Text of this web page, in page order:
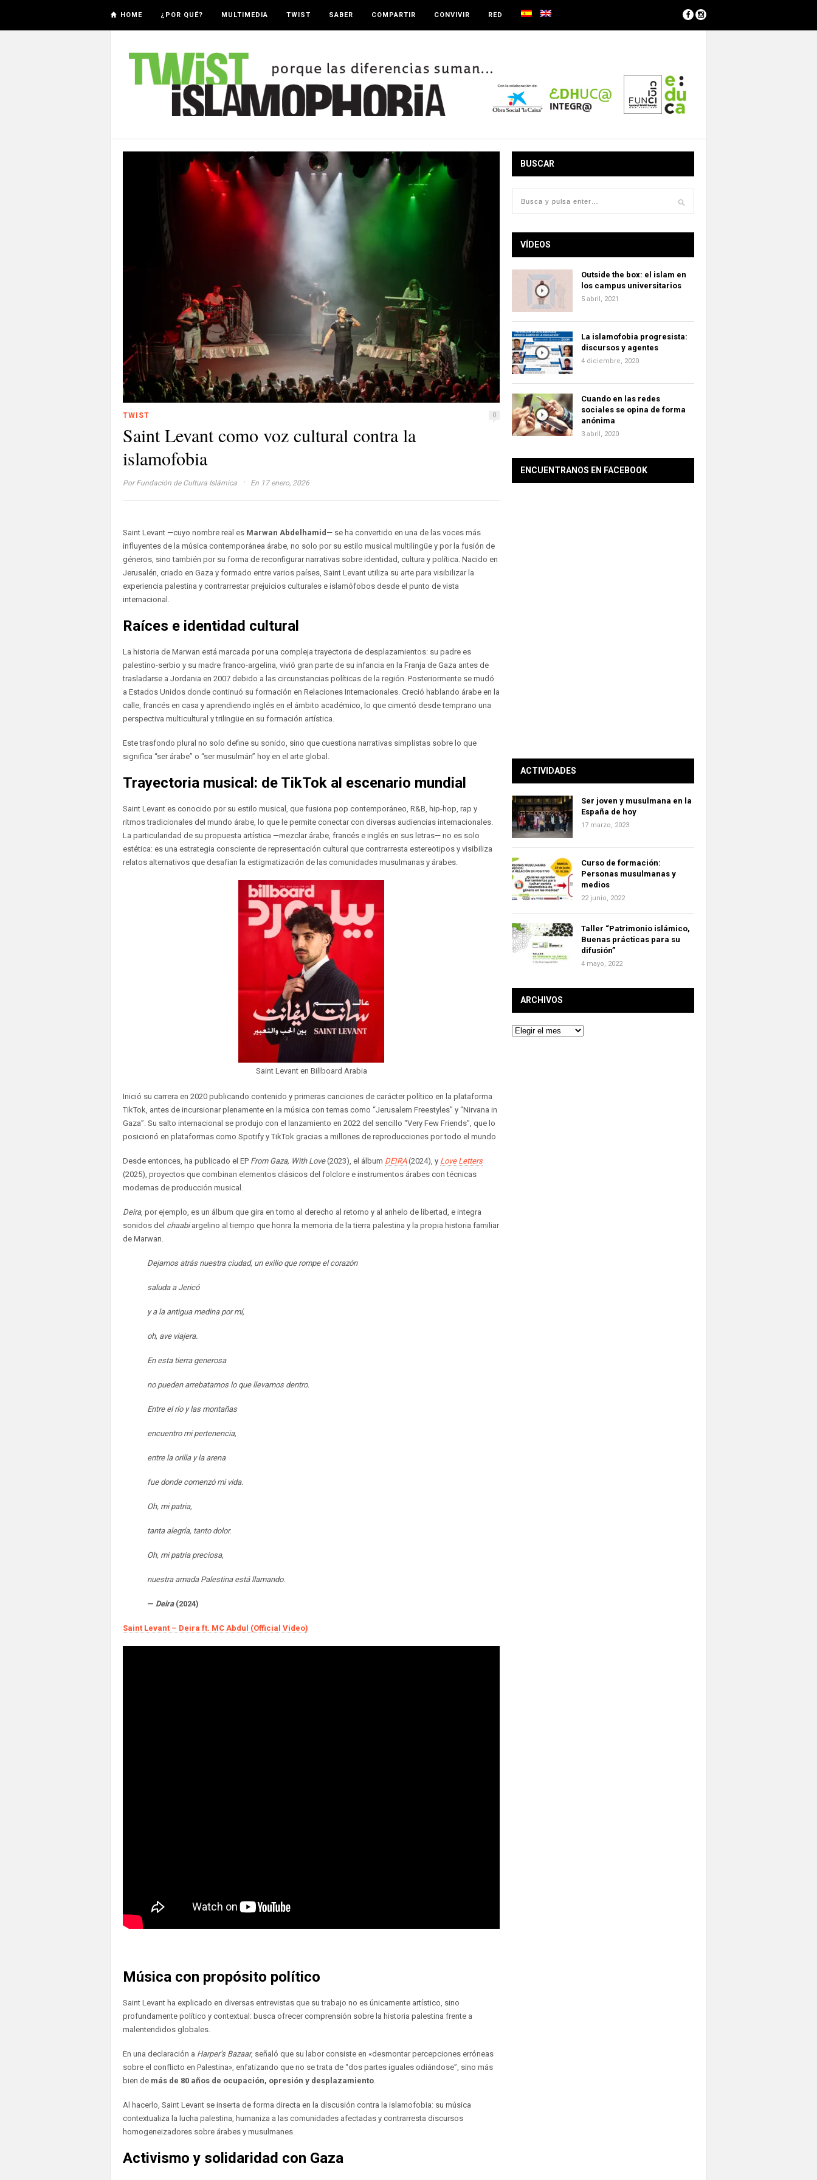
HOME ¿POR QUÉ? MULTIMEDIA TWIST SABER COMPARTIR CONVIVIR RED
TWIST 0
Saint Levant como voz cultural contra la
islamofobia
Por Fundación de Cultura Islámica · En 17 enero, 2026
Saint Levant —cuyo nombre real es Marwan Abdelhamid — se ha convertido en una de las voces más
influyentes de la música contemporánea árabe, no solo por su estilo musical multilingüe y por la fusión de
géneros, sino también por su forma de reconfigurar narrativas sobre identidad, cultura y política. Nacido en
Jerusalén, criado en Gaza y formado entre varios países, Saint Levant utiliza su arte para visibilizar la
experiencia palestina y contrarrestar prejuicios culturales e islamófobos desde el punto de vista
internacional.
Raíces e identidad cultural
La historia de Marwan está marcada por una compleja trayectoria de desplazamientos: su padre es
palestino-serbio y su madre franco-argelina, vivió gran parte de su infancia en la Franja de Gaza antes de
trasladarse a Jordania en 2007 debido a las circunstancias políticas de la región. Posteriormente se mudó
a Estados Unidos donde continuó su formación en Relaciones Internacionales. Creció hablando árabe en la
calle, francés en casa y aprendiendo inglés en el ámbito académico, lo que cimentó desde temprano una
perspectiva multicultural y trilingüe en su formación artística.
Este trasfondo plural no solo define su sonido, sino que cuestiona narrativas simplistas sobre lo que
significa “ser árabe” o “ser musulmán” hoy en el arte global.
Trayectoria musical: de TikTok al escenario mundial
Saint Levant es conocido por su estilo musical, que fusiona pop contemporáneo, R&B, hip-hop, rap y
ritmos tradicionales del mundo árabe, lo que le permite conectar con diversas audiencias internacionales.
La particularidad de su propuesta artística —mezclar árabe, francés e inglés en sus letras— no es solo
estética: es una estrategia consciente de representación cultural que contrarresta estereotipos y visibiliza
relatos alternativos que desafían la estigmatización de las comunidades musulmanas y árabes.
Saint Levant en Billboard Arabia
Inició su carrera en 2020 publicando contenido y primeras canciones de carácter político en la plataforma
TikTok, antes de incursionar plenamente en la música con temas como “Jerusalem Freestyles” y “Nirvana in
Gaza”. Su salto internacional se produjo con el lanzamiento en 2022 del sencillo “Very Few Friends”, que lo
posicionó en plataformas como Spotify y TikTok gracias a millones de reproducciones por todo el mundo
Desde entonces, ha publicado el EP From Gaza, With Love(2023), el álbum DEIRA(2024), y Love Letters
(2025), proyectos que combinan elementos clásicos del folclore e instrumentos árabes con técnicas
modernas de producción musical.
Deira, por ejemplo, es un álbum que gira en torno al derecho al retorno y al anhelo de libertad, e integra
sonidos del chaabiargelino al tiempo que honra la memoria de la tierra palestina y la propia historia familiar
de Marwan.
Dejamos atrás nuestra ciudad, un exilio que rompe el corazón
saluda a Jericó
y a la antigua medina por mí,
oh, ave viajera.
En esta tierra generosa
no pueden arrebatarnos lo que llevamos dentro.
Entre el río y las montañas
encuentro mi pertenencia,
entre la orilla y la arena
fue donde comenzó mi vida.
Oh, mi patria,
tanta alegría, tanto dolor.
Oh, mi patria preciosa,
nuestra amada Palestina está llamando.
— Deira (2024)
Saint Levant – Deira ft. MC Abdul (Official Video)
Música con propósito político
Saint Levant ha explicado en diversas entrevistas que su trabajo no es únicamente artístico, sino
profundamente político y contextual: busca ofrecer comprensión sobre la historia palestina frente a
malentendidos globales.
En una declaración a Harper’s Bazaar, señaló que su labor consiste en «desmontar percepciones erróneas
sobre el conflicto en Palestina», enfatizando que no se trata de “dos partes iguales odiándose”, sino más
bien de más de 80 años de ocupación, opresión y desplazamiento.
Al hacerlo, Saint Levant se inserta de forma directa en la discusión contra la islamofobia: su música
contextualiza la lucha palestina, humaniza a las comunidades afectadas y contrarresta discursos
homogeneizadores sobre árabes y musulmanes.
Activismo y solidaridad con Gaza
BUSCAR
VÍDEOS
Outside the box: el islam en
los campus universitarios
5 abril, 2021
La islamofobia progresista:
discursos y agentes
4 diciembre, 2020
Cuando en las redes
sociales se opina de forma
anónima
3 abril, 2020
ENCUENTRANOS EN FACEBOOK
ACTIVIDADES
Ser joven y musulmana en la
España de hoy
17 marzo, 2023
Curso de formación:
Personas musulmanas y
medios
22 junio, 2022
Taller “Patrimonio islámico,
Buenas prácticas para su
difusión”
4 mayo, 2022
ARCHIVOS
Archivos